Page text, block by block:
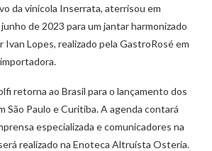
da vinícola Inserrata, aterrisou em
de 2023 para um jantar harmonizado
Ivan Lopes, realizado pela GastroRosé em
retorna ao Brasil para o lançamento dos
São Paulo e Curitiba. A agenda contará
especializada e comunicadores na
realizado na Enoteca Altruísta Osteria.